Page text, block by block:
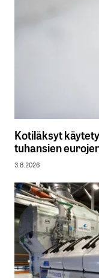
Kotiläksyt
tuhansien
3.8.2026